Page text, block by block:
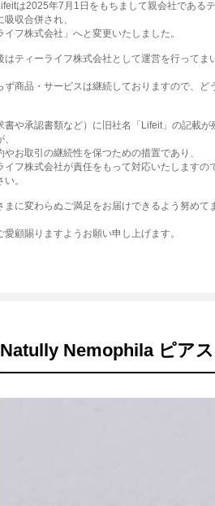
は2025年7月1日をもちまして親会社である
収合併され、
フ株式会社」へと変更いたしました。
はティーライフ株式会社として運営を行ってま
ず商品・サービスは継続しておりますので、ど
書や承認書類など）に旧社名「Lifeit」の記載が
やお取引の継続性を保つための措置であり、
イフ株式会社が責任をもって対応いたしますの
。
まに変わらぬご満足をお届けできるよう努めて
顧賜りますようお願い申し上げます。
Natully Nemophila ピアス